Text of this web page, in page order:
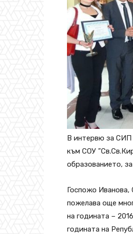
В интервю за СИП
към СОУ
образованието,
Госпожо Иванова,
пожелава още
на годината –
годината на